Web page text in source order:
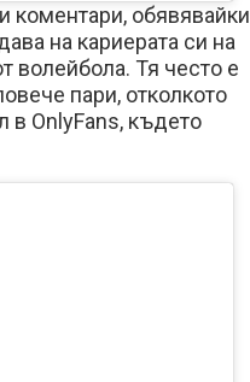
коментари, обявявайки
на кариерата си на
волейбола. Тя често е
пари, отколкото
в OnlyFans, където